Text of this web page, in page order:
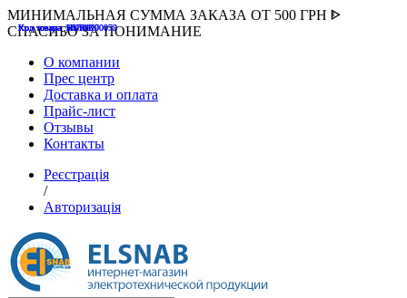
МИНИМАЛЬНАЯ СУММА ЗАКАЗА ОТ 500 ГРН ᐈ
СПАСИБО ЗА ПОНИМАНИЕ
О компании
Прес центр
Доставка и оплата
Прайс-лист
Отзывы
Контакты
Реєстрація
/
Авторизація
Код товара :507000
Код товара :HUK-K00058
Код товара :Т075177
Код товара :pnsv12
Код товара :HUK-K00072